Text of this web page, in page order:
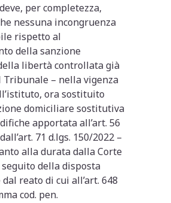
per completezza,
nessuna incongruenza
rispetto al
della sanzione
libertà controllata già
Tribunale – nella vigenza
ora sostituito
domiciliare sostitutiva
apportata all’art. 56
71 d.lgs. 150/2022 –
alla durata dalla Corte
della disposta
reato di cui all’art. 648
cod. pen.